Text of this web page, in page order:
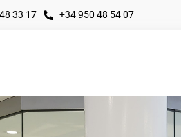
33 17 +34 950 48 54 07